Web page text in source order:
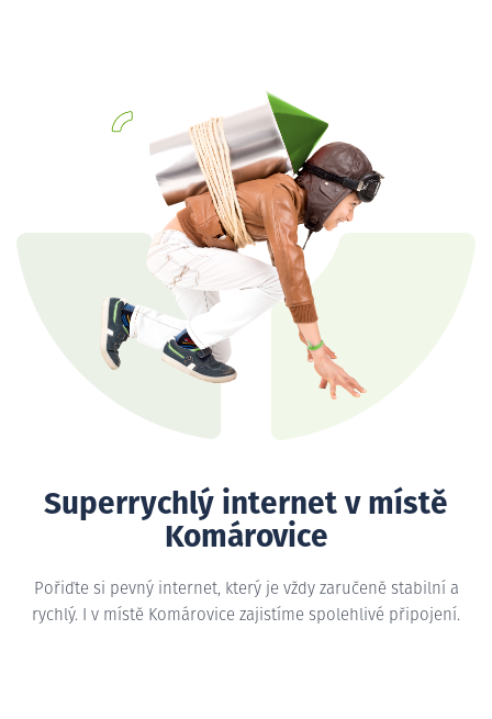
Superrychlý internet v místě
Komárovice
Pořiďte si pevný internet, který je vždy zaručeně stabilní a
rychlý. I v místě Komárovice zajistíme spolehlivé připojení.